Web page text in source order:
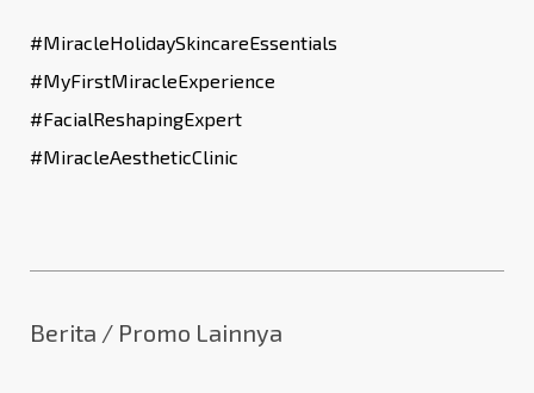
#MiracleHolidaySkincareEssentials
#MyFirstMiracleExperience
#FacialReshapingExpert
#MiracleAestheticClinic
Berita / Promo Lainnya